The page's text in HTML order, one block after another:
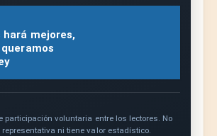
hará mejores,
participación voluntaria entre los lectores. No
ni tiene valor estadístico.